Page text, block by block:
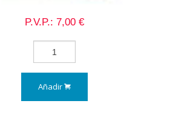
P.V.P.: 7,00 €
Añadir